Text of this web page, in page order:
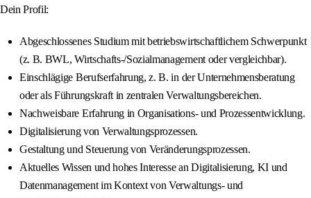
Dein Profil:
Abgeschlossenes Studium mit betriebswirtschaftlichem Schwerpunkt
(z. B. BWL, Wirtschafts-/Sozialmanagement oder vergleichbar).
Einschlägige Berufserfahrung, z. B. in der Unternehmensberatung
oder als Führungskraft in zentralen Verwaltungsbereichen.
Nachweisbare Erfahrung in Organisations- und Prozessentwicklung.
Digitalisierung von Verwaltungsprozessen.
Gestaltung und Steuerung von Veränderungsprozessen.
Aktuelles Wissen und hohes Interesse an Digitalisierung, KI und
Datenmanagement im Kontext von Verwaltungs- und